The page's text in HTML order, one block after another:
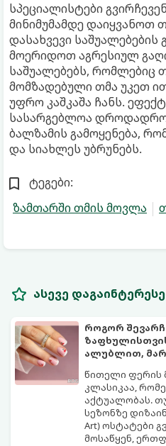
სპეციალისტები
მინიმუმამდე დაიყვანოთ
დასახვევი საშუალებების
მოერიდოთ აგრესიულ
საშუალებებს, რომლებიც
მომზადებული თმა უკეთ
უფრო კაშკაშა ჩანს.
სასარგებლოა
ბალზამის გამოყენება,
და სიახლეს უბრუნებს.
ტეგები:
ზამთარში თმის მოვლა
ასევე
როგორ
ალუბლით,
წითელი ფერის
კლასიკაა,
აქტუალობას.
სეზონზე
Art) ოსტატები
მოსაწყენ,